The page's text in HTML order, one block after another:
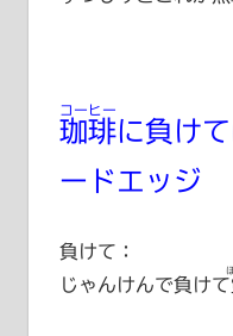
珈琲
コーヒー
に負け
ードエッジ
負けて：
じゃんけんで負けて